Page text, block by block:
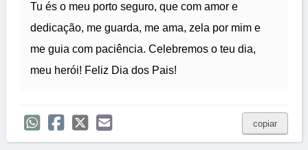
Tu és o meu porto seguro, que com amor e
dedicação, me guarda, me ama, zela por mim e
me guia com paciência. Celebremos o teu dia,
meu herói! Feliz Dia dos Pais!
copiar